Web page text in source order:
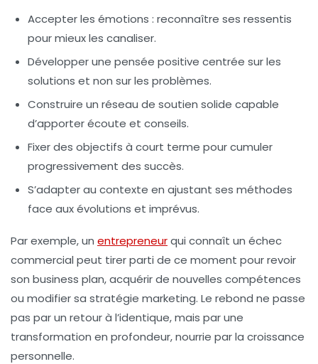
Accepter les émotions : reconnaître ses ressentis
pour mieux les canaliser.
Développer une pensée positive centrée sur les
solutions et non sur les problèmes.
Construire un réseau de soutien solide capable
d’apporter écoute et conseils.
Fixer des objectifs à court terme pour cumuler
progressivement des succès.
S’adapter au contexte en ajustant ses méthodes
face aux évolutions et imprévus.
Par exemple, un entrepreneurqui connaît un échec
commercial peut tirer parti de ce moment pour revoir
son business plan, acquérir de nouvelles compétences
ou modifier sa stratégie marketing. Le rebond ne passe
pas par un retour à l’identique, mais par une
transformation en profondeur, nourrie par la croissance
personnelle.